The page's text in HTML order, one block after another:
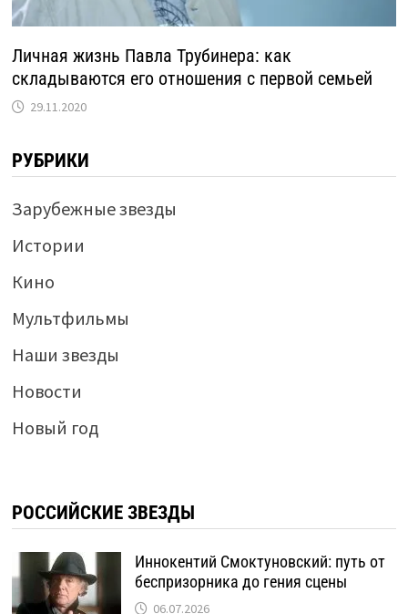
Личная жизнь Павла Трубинера: как
складываются его отношения с первой семьей
29.11.2020
РУБРИКИ
Зарубежные звезды
Истории
Кино
Мультфильмы
Наши звезды
Новости
Новый год
РОССИЙСКИЕ ЗВЕЗДЫ
Иннокентий Смоктуновский: путь от
беспризорника до гения сцены
06.07.2026